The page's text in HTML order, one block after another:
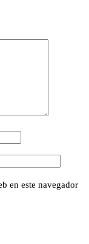
en este navegador